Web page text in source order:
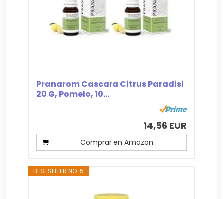
Pranarom Cascara Citrus Paradisi
20 G, Pomelo, 10...
14,56 EUR
Comprar en Amazon
BESTSELLER NO. 5